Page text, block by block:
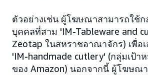
ตัวอย่างเช่น ผู้โฆษณาสามารถใช้ก
บุคคลที่สาม 'IM-Tableware and
Zeotap ในสหราชอาณาจักร) เพื่อเ
'IM-handmade cutlery' (กลุ่มเป้า
ของ Amazon) นอกจากนี้ ผู้โฆษณ